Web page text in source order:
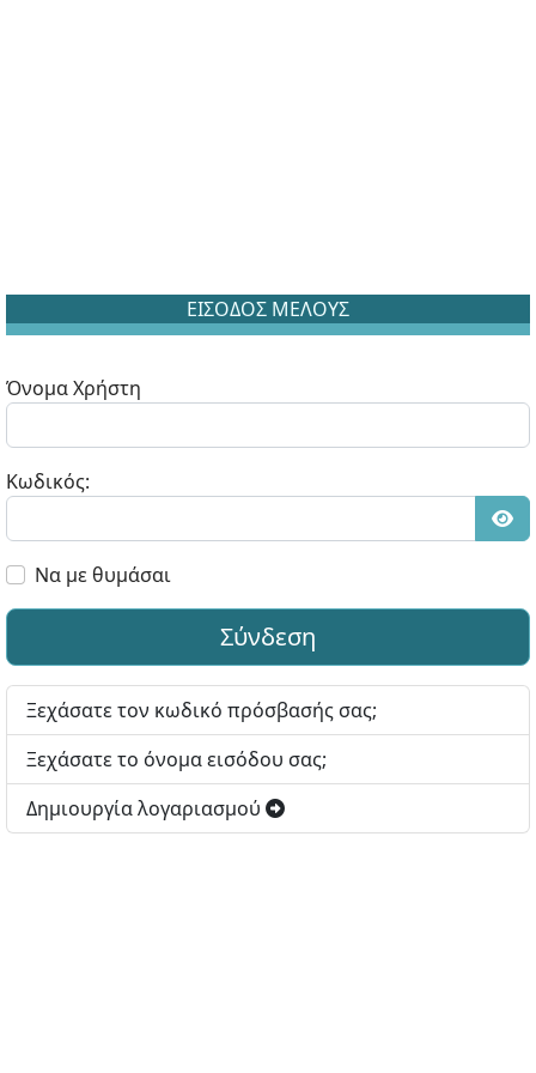
ΕΙΣΟΔΟΣ ΜΕΛΟΥΣ
Όνομα Χρήστη
Κωδικός:
Να με θυμάσαι
Σύνδεση
Ξεχάσατε τον κωδικό πρόσβασής σας;
Ξεχάσατε το όνομα εισόδου σας;
Δημιουργία λογαριασμού